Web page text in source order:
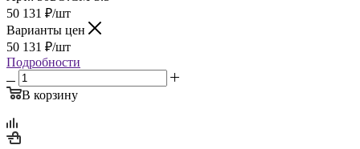
50 131 ₽/шт
Варианты цен
50 131 ₽/шт
Подробности
В корзину